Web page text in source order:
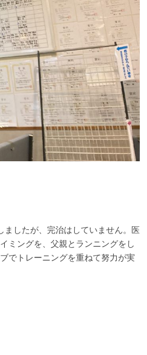
ましたが、完治はしていません。医
ミングを、父親とランニングをし
でトレーニングを重ねて努力が実